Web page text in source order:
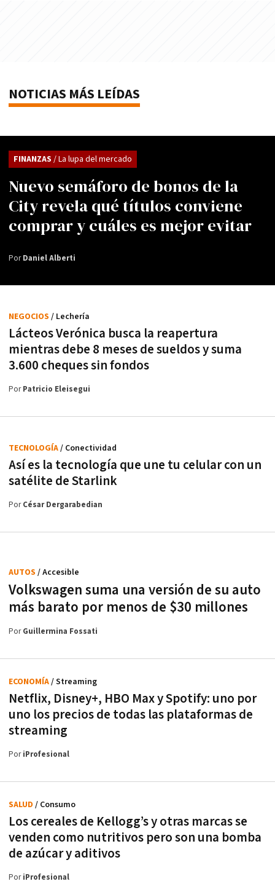
NOTICIAS MÁS LEÍDAS
Nuevo semáforo de bonos de la
City revela qué títulos conviene
comprar y cuáles es mejor evitar
FINANZAS / La lupa del mercado
PorDaniel Alberti
Lácteos Verónica busca la reapertura
mientras debe 8 meses de sueldos y suma
3.600 cheques sin fondos
NEGOCIOS / Lechería
PorPatricio Eleisegui
Así es la tecnología que une tu celular con un
satélite de Starlink
TECNOLOGÍA/ Conectividad
PorCésar Dergarabedian
Volkswagen suma una versión de su auto
más barato por menos de $30 millones
AUTOS / Accesible
PorGuillermina Fossati
Netflix, Disney+, HBO Max y Spotify: uno por
uno los precios de todas las plataformas de
streaming
ECONOMÍA/ Streaming
PoriProfesional
Los cereales de Kellogg’s y otras marcas se
venden como nutritivos pero son una bomba
de azúcar y aditivos
SALUD / Consumo
PoriProfesional